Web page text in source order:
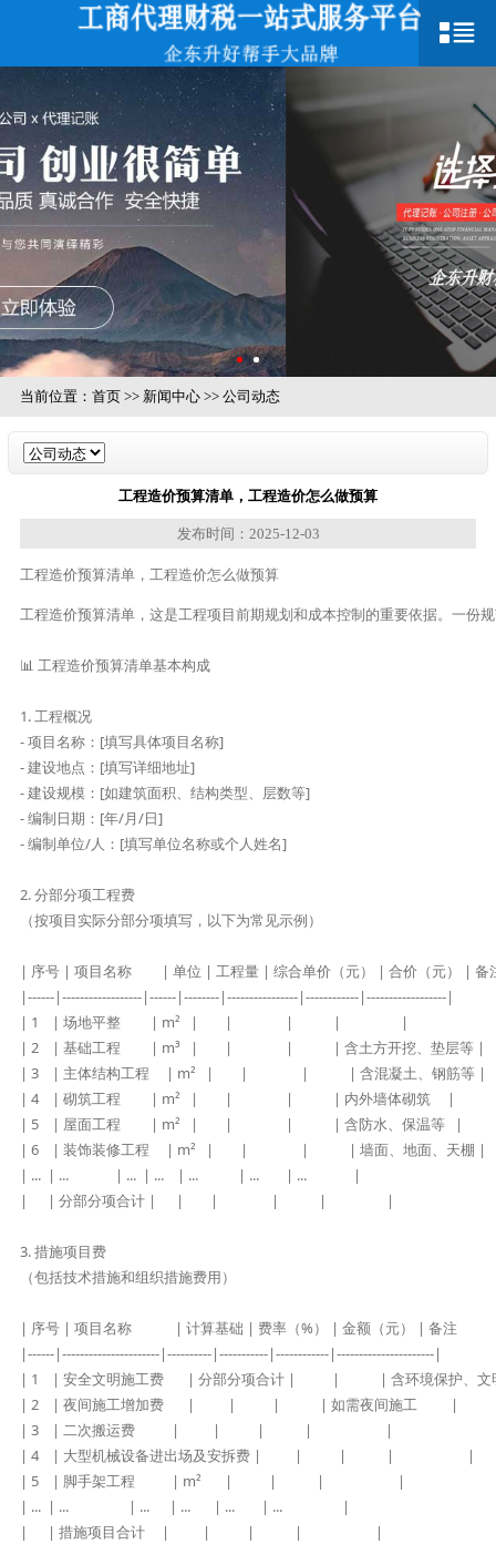
当前位置： 首页>> 新闻中心>> 公司动态
工程造价预算清单，工程造价怎么做预算
发布时间：2025-12-03
工程造价预算清单，工程造价怎么做预算
工程造价预算清单，这是工程项目前期规划和成本控制的重要依据。一份
📊 工程造价预算清单基本构成
1. 工程概况
- 项目名称：[填写具体项目名称]
- 建设地点：[填写详细地址]
- 建设规模：[如建筑面积、结构类型、层数等]
- 编制日期：[年/月/日]
- 编制单位/人：[填写单位名称或个人姓名]
2. 分部分项工程费
（按项目实际分部分项填写，以下为常见示例）
| 序号 | 项目名称         | 单位 | 工程量 | 综合单价（元） | 合价（元） | 备注
|------|------------------|------|--------|----------------|------------|------------------|
| 1    | 场地平整         | m²   |        |                |            |                  |
| 2    | 基础工程         | m³   |        |                |            | 含土方开挖、垫层等 |
| 3    | 主体结构工程     | m²   |        |                |            | 含混凝土、钢筋等 |
| 4    | 砌筑工程         | m²   |        |                |            | 内外墙体砌筑     |
| 5    | 屋面工程         | m²   |        |                |            | 含防水、保温等   |
| 6    | 装饰装修工程     | m²   |        |                |            | 墙面、地面、天棚 |
| ...  | ...              | ...  | ...    | ...            | ...        | ...              |
|      | 分部分项合计 |      |        |                |            |                  |
3. 措施项目费
（包括技术措施和组织措施费用）
| 序号 | 项目名称             | 计算基础 | 费率（%） | 金额（元） | 备注
|------|----------------------|----------|-----------|------------|----------------------|
| 1    | 安全文明施工费       | 分部分项合计 |           |            | 含环境保护、
| 2    | 夜间施工增加费       |          |           |            | 如需夜间施工          |
| 3    | 二次搬运费           |          |           |            |                      |
| 4    | 大型机械设备进出场及安拆费 |          |           |            |                      |
| 5    | 脚手架工程           | m²       |           |            |                      |
| ...  | ...                  | ...      | ...       | ...        | ...                  |
|      | 措施项目合计     |          |           |            |                      |